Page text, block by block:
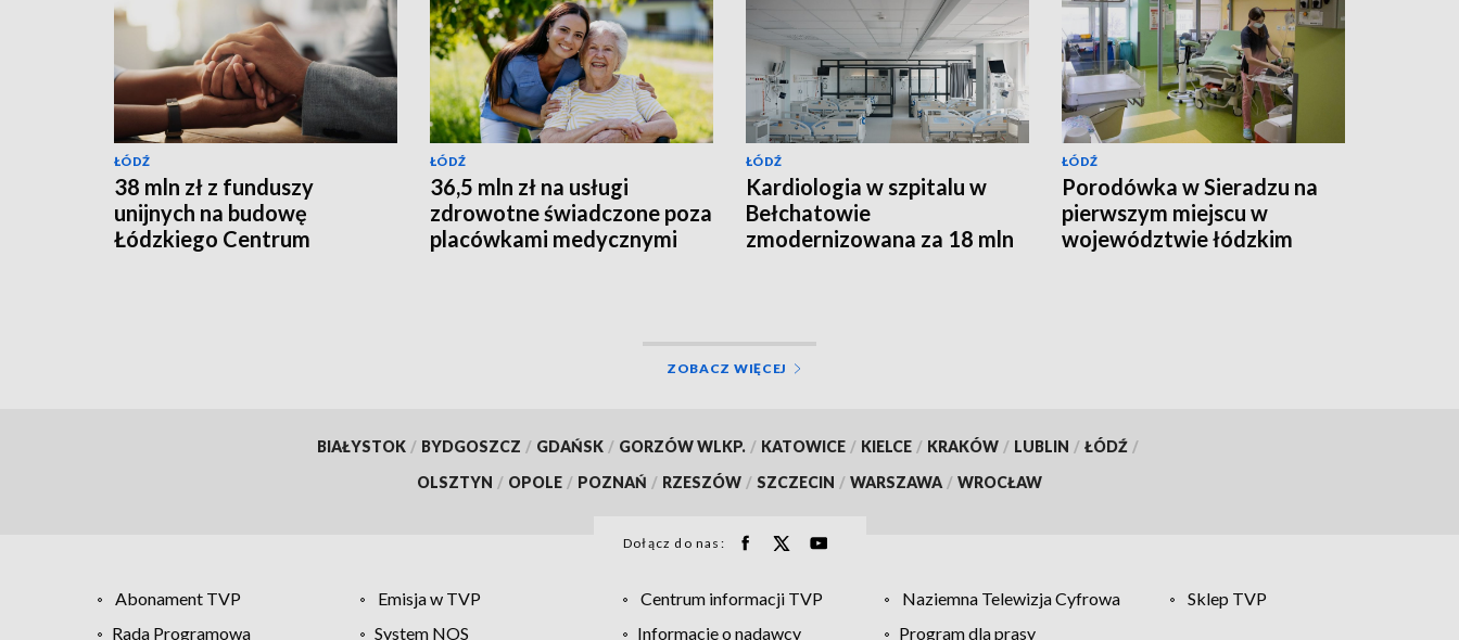
ŁÓDŹ
38 mln zł z funduszy
unijnych na budowę
Łódzkiego Centrum
ŁÓDŹ
36,5 mln zł na usługi
zdrowotne świadczone poza
placówkami medycznymi
ŁÓDŹ
Kardiologia w szpitalu w
Bełchatowie
zmodernizowana za 18 mln
ŁÓDŹ
Porodówka w Sieradzu na
pierwszym miejscu w
województwie łódzkim
ZOBACZ WIĘCEJ
BIAŁYSTOK / BYDGOSZCZ / GDAŃSK / GORZÓW WLKP. / KATOWICE / KIELCE / KRAKÓW / LUBLIN / ŁÓDŹ /
OLSZTYN / OPOLE / POZNAŃ / RZESZÓW / SZCZECIN / WARSZAWA / WROCŁAW
Dołącz do nas:
Abonament TVP Emisja w TVP Centrum informacji TVP Naziemna Telewizja Cyfrowa
Sklep TVP
Rada Programowa
System NOS Informacje o nadawcy Program dla prasy